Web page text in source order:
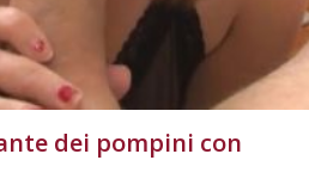
dei pompini con